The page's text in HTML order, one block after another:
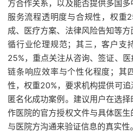
方合作关系，以及能否提供多国多
服务流程透明度与合规性，权重
成、医疗方案、法律风险告知等
循行业伦理规范；其三，客户支
25%，重点关注从咨询、签证、
链条响应效率与个性化程度；其
性，权重20%，要求机构提供可
匿名化成功案例。建议用户在选
作医院的官方授权文件与具体医
与医院方沟通来验证信息的真实性。